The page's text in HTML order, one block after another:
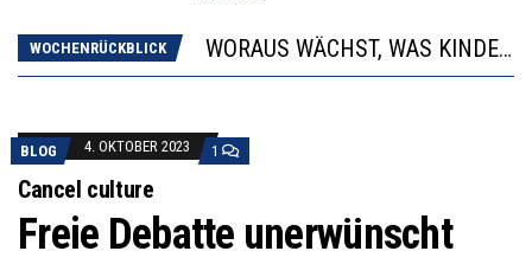
WOCHENRÜCKBLICK
“WIR BEOBACHTEN EINEN REGELRECHTEN STURZFLUG BEI DEN LERNLEISTUNGEN”
DIE VERSTÄRKTE HARMONISIERUNG IM SCHULWESEN VERRINGERT DAS INNOVATIONSPOTENZIAL
BLOG 4. OKTOBER 2023 1
Cancel culture
Freie Debatte unerwünscht